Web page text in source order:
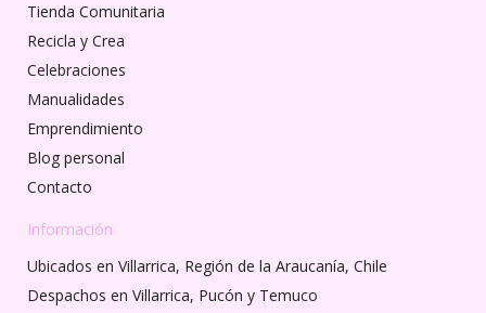
Tienda Comunitaria
Recicla y Crea
Celebraciones
Manualidades
Emprendimiento
Blog personal
Contacto
Información
Ubicados en Villarrica, Región de la Araucanía, Chile
Despachos en Villarrica, Pucón y Temuco